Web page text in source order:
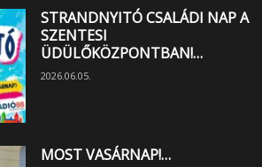
STRANDNYITÓ CSALÁDI NAP A
SZENTESI
ÜDÜLŐKÖZPONTBAN!…
2026.06.05.
MOST VASÁRNAP!…